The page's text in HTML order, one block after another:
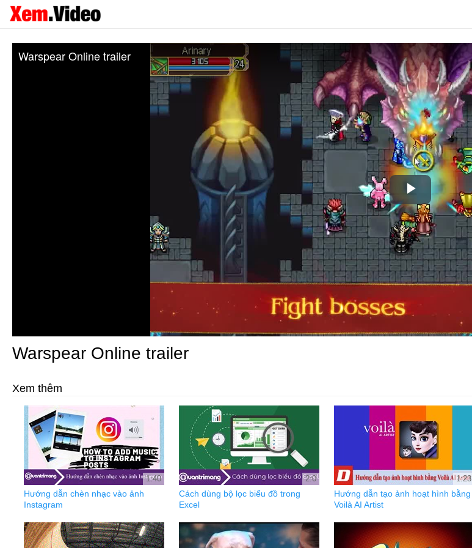
Play
Video
Warspear Online trailer
Warspear Online trailer
Xem thêm
1:40
Hướng dẫn chèn nhạc vào ảnh
Instagram
2:0
Cách dùng bộ lọc biểu đồ trong
Excel
1:23
Hướng dẫn tạo ảnh hoạt hình bằng
Voilà AI Artist